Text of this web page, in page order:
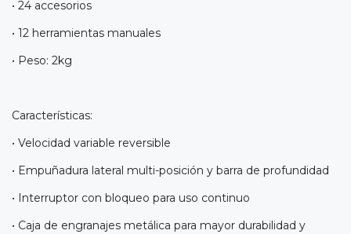
• 24 accesorios
• 12 herramientas manuales
• Peso: 2kg
Características:
• Velocidad variable reversible
• Empuñadura lateral multi-posición y barra de profundidad
• Interruptor con bloqueo para uso continuo
• Caja de engranajes metálica para mayor durabilidad y